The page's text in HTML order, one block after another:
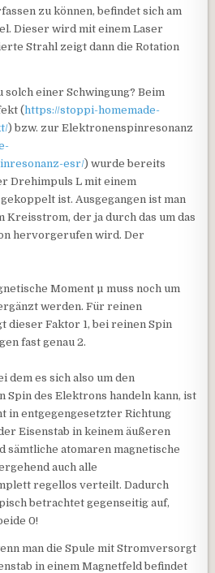
zu können, befindet sich am
Dieser wird mit einem Laser
Strahl zeigt dann die Rotation
solch einer Schwingung? Beim
(https://stoppi-homemade-
) bzw. zur Elektronenspinresonanz
esr/) wurde bereits
Drehimpuls L mit einem
ist. Ausgegangen ist man
Kreisstrom, der ja durch das um das
hervorgerufen wird. Der
Moment µ muss noch um
werden. Für reinen
dieser Faktor 1, bei reinen Spin
fast genau 2.
dem es sich also um den
Spin des Elektrons handeln kann, ist
in entgegengesetzter Richtung
Eisenstab in keinem äußeren
sämtliche atomaren magnetische
auch alle
regellos verteilt. Dadurch
betrachtet gegenseitig auf,
0!
man die Spule mit Stromversorgt
in einem Magnetfeld befindet